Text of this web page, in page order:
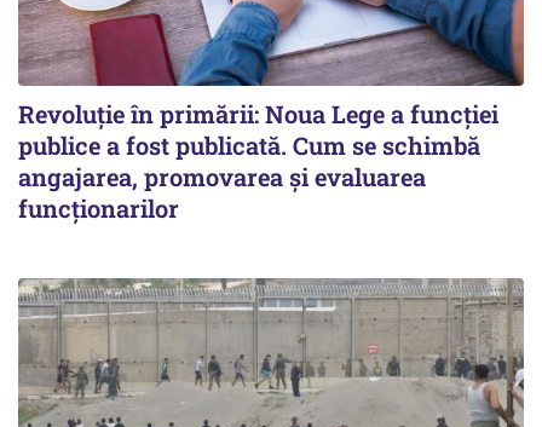
Revoluție în primării: Noua Lege a funcției
publice a fost publicată. Cum se schimbă
angajarea, promovarea și evaluarea
funcționarilor